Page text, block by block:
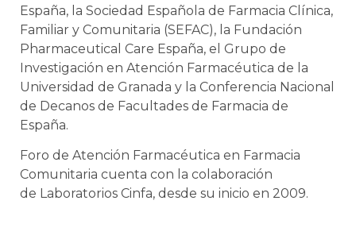
España, la Sociedad Española de Farmacia Clínica,
Familiar y Comunitaria (SEFAC), la Fundación
Pharmaceutical Care España, el Grupo de
Investigación en Atención Farmacéutica de la
Universidad de Granada y la Conferencia Nacional
de Decanos de Facultades de Farmacia de
España.
Foro de Atención Farmacéutica en Farmacia
Comunitaria cuenta con la colaboración
de Laboratorios Cinfa, desde su inicio en 2009.